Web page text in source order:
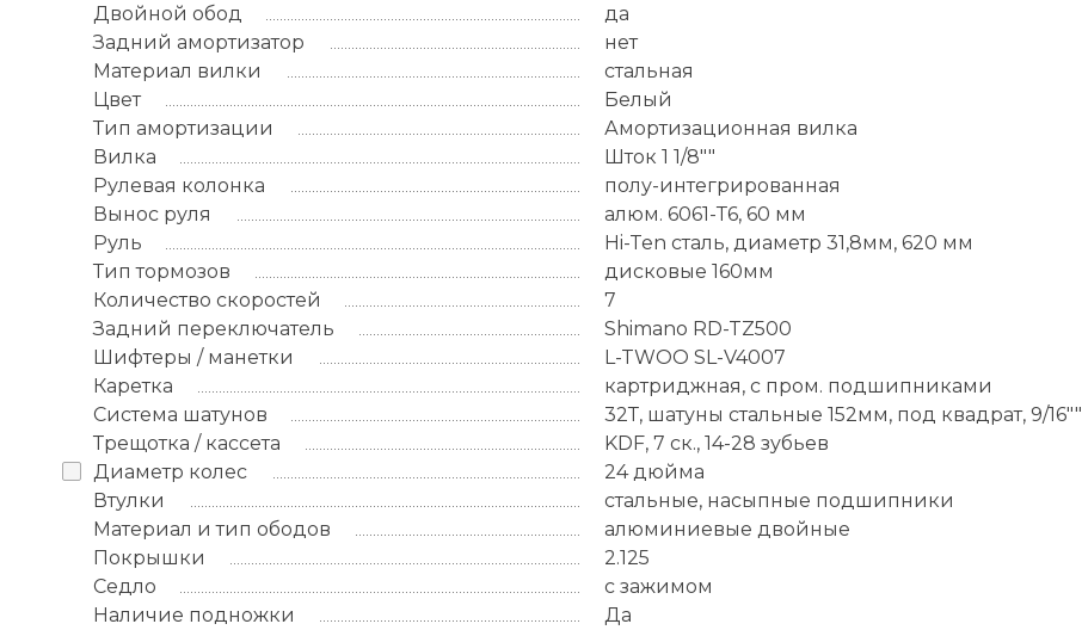
Двойной обод
да
Задний амортизатор
нет
Материал вилки
стальная
Цвет
Белый
Тип амортизации
Амортизационная вилка
Вилка
Шток 1 1/8""
Рулевая колонка
полу-интегрированная
Вынос руля
алюм. 6061-Т6, 60 мм
Руль
Hi-Ten сталь, диаметр 31,8мм, 620 мм
Тип тормозов
дисковые 160мм
Количество скоростей
7
Задний переключатель
Shimano RD-TZ500
Шифтеры / манетки
L-TWOO SL-V4007
Каретка
картриджная, с пром. подшипниками
Система шатунов
32Т, шатуны стальные 152мм, под квадрат, 9/16""
Трещотка / кассета
KDF, 7 ск., 14-28 зубьев
Диаметр колес
24 дюйма
Втулки
стальные, насыпные подшипники
Материал и тип ободов
алюминиевые двойные
Покрышки
2.125
Седло
с зажимом
Наличие подножки
Да